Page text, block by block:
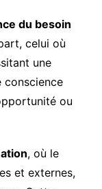
du besoin
celui où
une
conscience
ou
, où le
et externes,